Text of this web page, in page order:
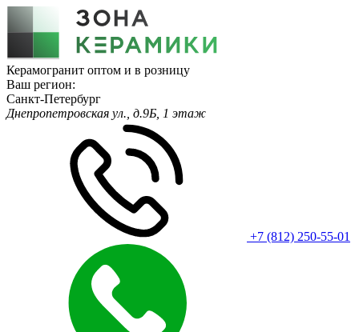
Керамогранит оптом и в розницу
Ваш регион:
Санкт-Петербург
Днепропетровская ул., д.9Б, 1 этаж
+7 (812) 250-55-01